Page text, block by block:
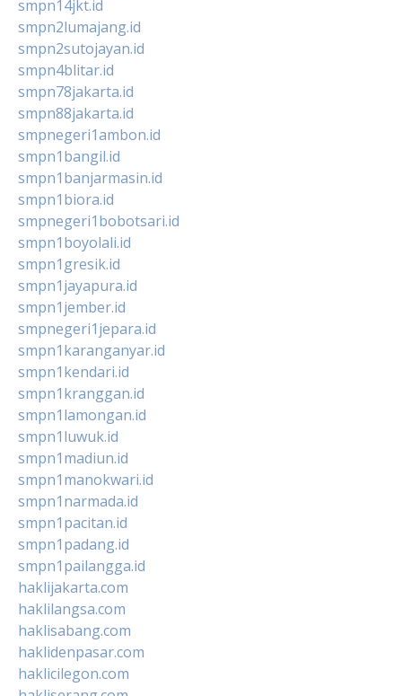
smpn14jkt.id
smpn2lumajang.id
smpn2sutojayan.id
smpn4blitar.id
smpn78jakarta.id
smpn88jakarta.id
smpnegeri1ambon.id
smpn1bangil.id
smpn1banjarmasin.id
smpn1biora.id
smpnegeri1bobotsari.id
smpn1boyolali.id
smpn1gresik.id
smpn1jayapura.id
smpn1jember.id
smpnegeri1jepara.id
smpn1karanganyar.id
smpn1kendari.id
smpn1kranggan.id
smpn1lamongan.id
smpn1luwuk.id
smpn1madiun.id
smpn1manokwari.id
smpn1narmada.id
smpn1pacitan.id
smpn1padang.id
smpn1pailangga.id
haklijakarta.com
haklilangsa.com
haklisabang.com
haklidenpasar.com
haklicilegon.com